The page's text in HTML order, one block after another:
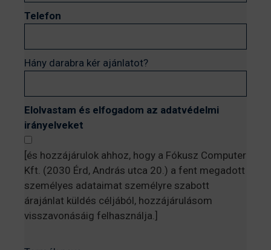
Telefon
Hány darabra kér ajánlatot?
Elolvastam és elfogadom az adatvédelmi
irányelveket
[és hozzájárulok ahhoz, hogy a Fókusz Computer
Kft. (2030 Érd, András utca 20.) a fent megadott
személyes adataimat személyre szabott
árajánlat küldés céljából, hozzájárulásom
visszavonásáig felhasználja.]